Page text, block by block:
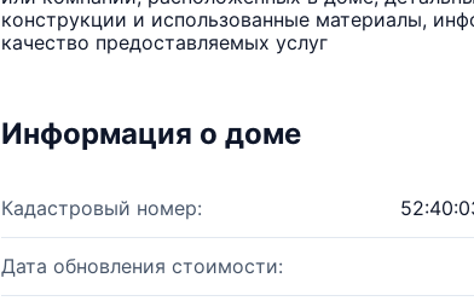
конструкции и использованные материалы,
качество предоставляемых услуг
Информация о доме
Кадастровый номер:
Дата обновления стоимости: